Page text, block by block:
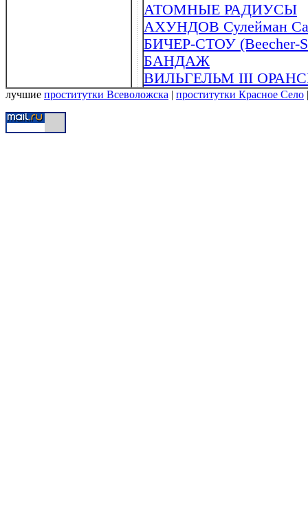
АТОМНЫЕ РАДИУСЫ
АХУНДОВ Сулейман
БИЧЕР-СТОУ (Beecher-
БАНДАЖ
ВИЛЬГЕЛЬМ III
лучшие проститутки Всеволожска | проститутки Красное Село